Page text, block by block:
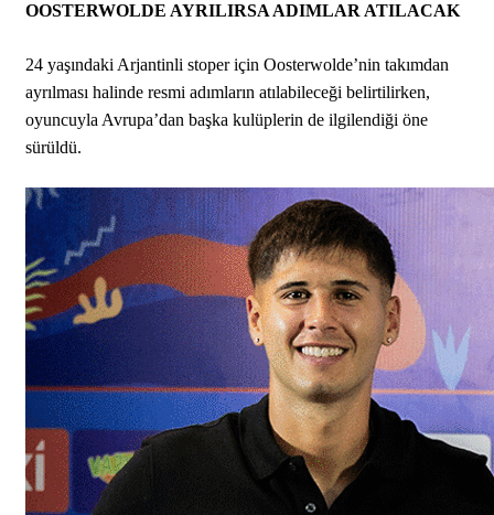
OOSTERWOLDE AYRILIRSA ADIMLAR ATILACAK
24 yaşındaki Arjantinli stoper için Oosterwolde’nin takımdan
ayrılması halinde resmi adımların atılabileceği belirtilirken,
oyuncuyla Avrupa’dan başka kulüplerin de ilgilendiği öne
sürüldü.